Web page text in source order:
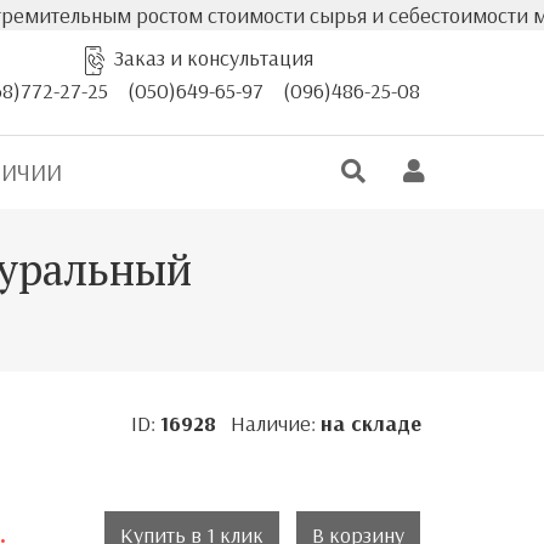
ростом стоимости сырья и себестоимости мебели
Заказ и консультация
27-25
(050)649-65-97 (096)486-25-08
ID: 16928 Наличие: на складе
Купить в 1 клик В корзину